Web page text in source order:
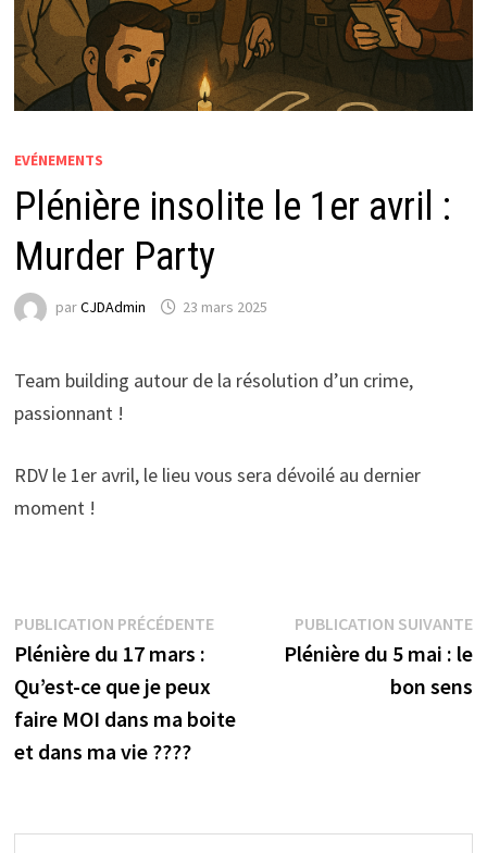
EVÉNEMENTS
Plénière insolite le 1er avril :
Murder Party
parCJDAdmin 23 mars 2025
Team building autour de la résolution d’un crime,
passionnant !
RDV le 1er avril, le lieu vous sera dévoilé au dernier
moment !
Navigation
de
l’article
PUBLICATION PRÉCÉDENTEPublication
précédente :
Plénière du 17 mars :
Qu’est-ce que je peux
faire MOI dans ma boite
et dans ma vie ????
PUBLICATION SUIVANTE
Plénière du 5 mai : le
bon sens